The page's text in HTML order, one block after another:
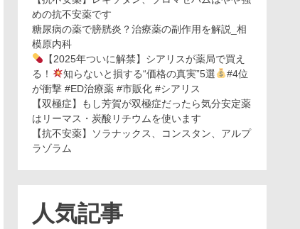
めの抗不安薬です
糖尿病の薬で膀胱炎？治療薬の副作用を解説_相
模原内科
【2025年ついに解禁】シアリスが薬局で買え
る！
知らないと損する“価格の真実”5選
#4位
が衝撃 #ED治療薬 #市販化 #シアリス
【双極症】もし芳賀が双極症だったら気分安定薬
はリーマス・炭酸リチウムを使います
【抗不安薬】ソラナックス、コンスタン、アルプ
ラゾラム
人気記事